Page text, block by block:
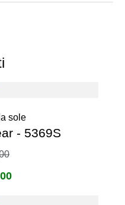
sole
- 5369S